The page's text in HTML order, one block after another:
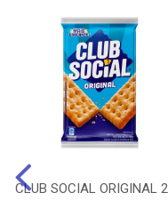
CLUB SOCIAL ORIGINAL